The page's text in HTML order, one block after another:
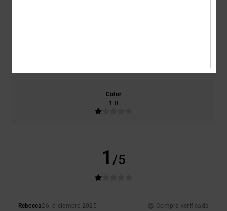
Demasiado pequeñoDemasiado grande
Color
1.0
1 /5
Rebecca26. diciembre 2025
Compra verificada